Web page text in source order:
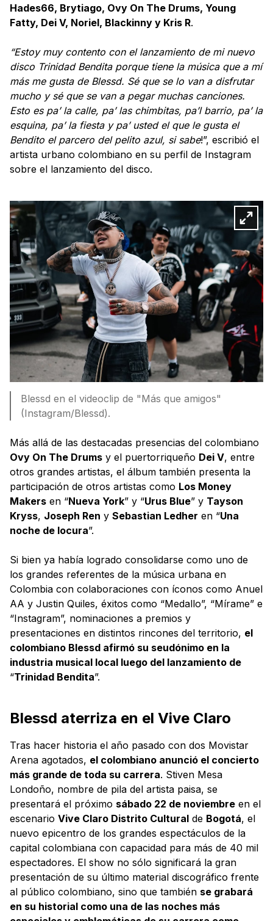
Hades66, Brytiago, Ovy On The Drums, Young
Fatty, Dei V, Noriel, Blackinny y Kris R.
“Estoy muy contento con el lanzamiento de mi nuevo
disco Trinidad Bendita porque tiene la música que a mí
más me gusta de Blessd. Sé que se lo van a disfrutar
mucho y sé que se van a pegar muchas canciones.
Esto es pa’ la calle, pa’ las chimbitas, pa’l barrio, pa’ la
esquina, pa’ la fiesta y pa’ usted el que le gusta el
Bendito el parcero del pelito azul, si sabe!”, escribió el
artista urbano colombiano en su perfil de Instagram
sobre el lanzamiento del disco.
Blessd en el videoclip de "Más que amigos"
(Instagram/Blessd).
Más allá de las destacadas presencias del colombiano
Ovy On The Drums y el puertorriqueño Dei V, entre
otros grandes artistas, el álbum también presenta la
participación de otros artistas como Los Money
Makers en “Nueva York” y “Urus Blue” y Tayson
Kryss, Joseph Ren y Sebastian Ledher en “Una
noche de locura”.
Si bien ya había logrado consolidarse como uno de
los grandes referentes de la música urbana en
Colombia con colaboraciones con íconos como Anuel
AA y Justin Quiles, éxitos como “Medallo”, “Mírame” e
“Instagram”, nominaciones a premios y
presentaciones en distintos rincones del territorio, el
colombiano Blessd afirmó su seudónimo en la
industria musical local luego del lanzamiento de
“Trinidad Bendita”.
Blessd aterriza en el Vive Claro
Tras hacer historia el año pasado con dos Movistar
Arena agotados, el colombiano anunció el concierto
más grande de toda su carrera. Stiven Mesa
Londoño, nombre de pila del artista paisa, se
presentará el próximo sábado 22 de noviembre en el
escenario Vive Claro Distrito Cultural de Bogotá, el
nuevo epicentro de los grandes espectáculos de la
capital colombiana con capacidad para más de 40 mil
espectadores. El show no sólo significará la gran
presentación de su último material discográfico frente
al público colombiano, sino que también se grabará
en su historial como una de las noches más